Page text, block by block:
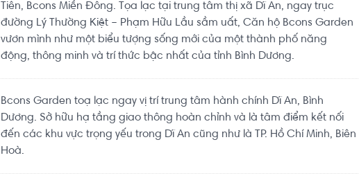
Tiên, Bcons Miền Đông. Tọa lạc tại trung tâm thị xã Dĩ An, ngay trục
đường Lý Thường Kiệt – Phạm Hữu Lầu sầm uất, Căn hộ Bcons Garden
vươn mình như một biểu tượng sống mới của một thành phố năng
động, thông minh và trí thức bậc nhất của tỉnh Bình Dương.
Bcons Garden toạ lạc ngay vị trí trung tâm hành chính Dĩ An, Bình
Dương. Sở hữu hạ tầng giao thông hoàn chỉnh và là tâm điểm kết nối
đến các khu vực trọng yếu trong Dĩ An cũng như là TP. Hồ Chí Minh, Biên
Hoà.